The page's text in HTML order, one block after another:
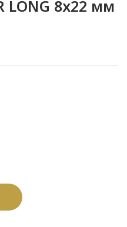
LONG 8х22 мм